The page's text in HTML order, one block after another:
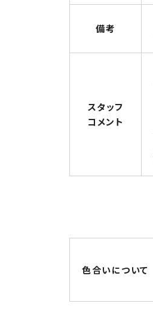
備考
スタッフ
コメント
色合いについて